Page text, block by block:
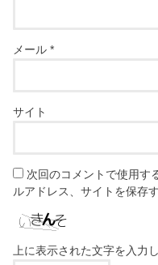
メール*
サイト
次回のコメントで使用す
ルアドレス、サイトを保存す
上に表示された文字を入力